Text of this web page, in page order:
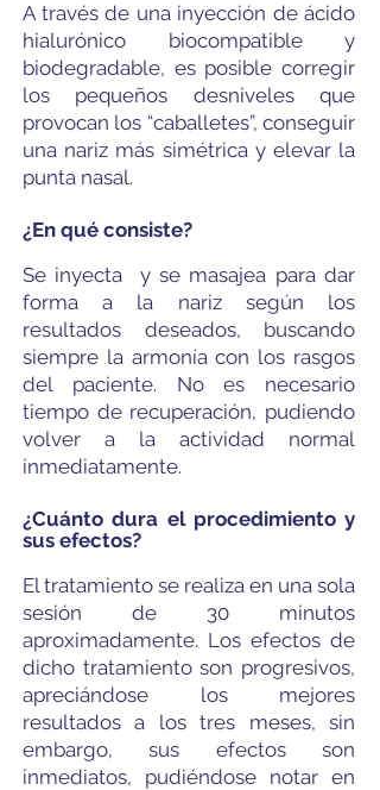
A través de una inyección de ácido
hialurónico biocompatible y
biodegradable, es posible corregir
los pequeños desniveles que
provocan los “caballetes”, conseguir
una nariz más simétrica y elevar la
punta nasal.
¿En qué consiste?
Se inyecta y se masajea para dar
forma a la nariz según los
resultados deseados, buscando
siempre la armonía con los rasgos
del paciente. No es necesario
tiempo de recuperación, pudiendo
volver a la actividad normal
inmediatamente.
¿Cuánto dura el procedimiento y
sus efectos?
El tratamiento se realiza en una sola
sesión de 30 minutos
aproximadamente. Los efectos de
dicho tratamiento son progresivos,
apreciándose los mejores
resultados a los tres meses, sin
embargo, sus efectos son
inmediatos, pudiéndose notar en